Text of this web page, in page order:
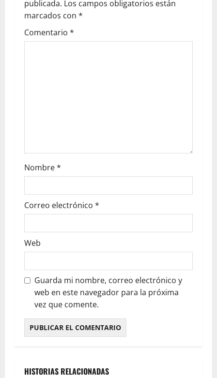
publicada. Los campos obligatorios están
marcados con *
Comentario *
Nombre*
Correo electrónico *
Web
Guarda mi nombre, correo electrónico y
web en este navegador para la próxima
vez que comente.
HISTORIAS RELACIONADAS